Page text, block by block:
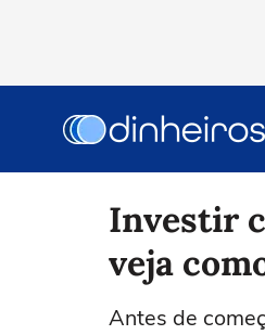
Investir
veja
Antes de